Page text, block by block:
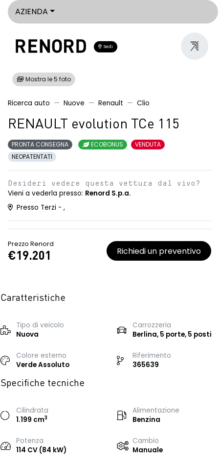
AZIENDA
Sedi
Mostra le 5 foto
Ricerca auto Nuove Renault Clio
RENAULT evolution TCe 115
PRONTA CONSEGNA ECOBONUS
VENDUTA
NEOPATENTATI
Desideri vedere questa vettura dal vivo?
Vieni a vederla presso: Renord S.p.a.
Presso Terzi - ,
Prezzo Renord
€19.201 Richiedi un preventivo
Caratteristiche
Tipo di veicolo
Nuova
Carrozzeria
Berlina, 5 porte, 5 posti
Colore esterno
Verde Assoluto
Riferimento
365639
Specifiche tecniche
Cilindrata
1.199 cm3
Alimentazione
Benzina
Potenza
114 CV (84 kW)
Cambio
Manuale